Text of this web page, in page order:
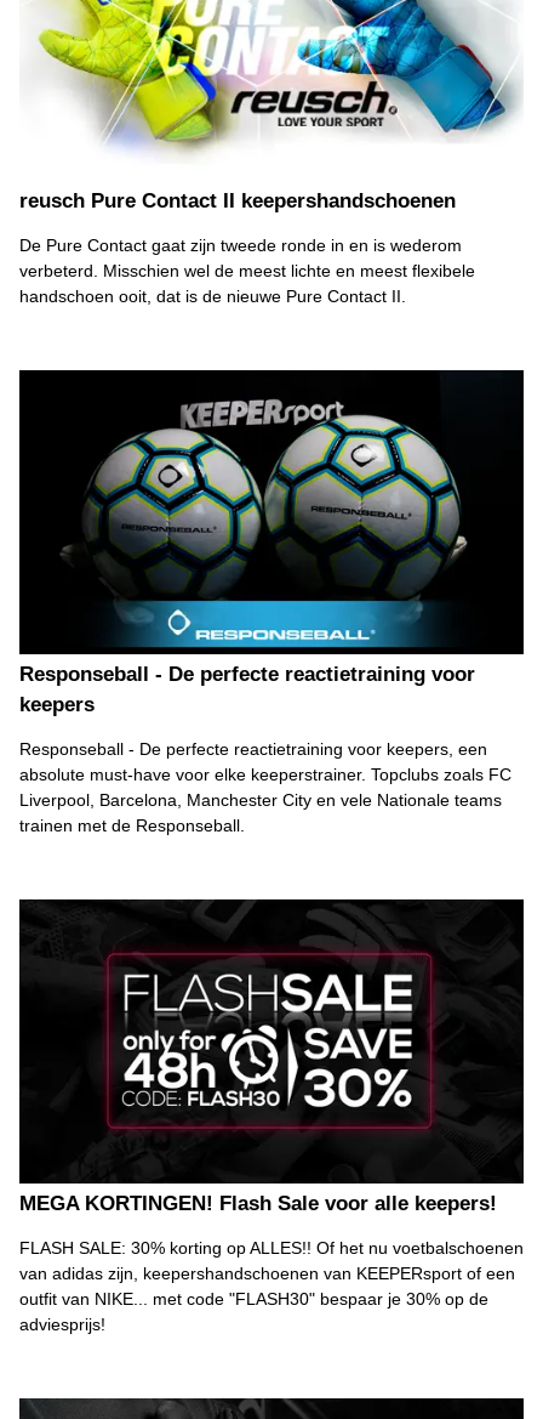
reusch Pure Contact II keepershandschoenen
De Pure Contact gaat zijn tweede ronde in en is wederom
verbeterd. Misschien wel de meest lichte en meest flexibele
handschoen ooit, dat is de nieuwe Pure Contact II.
Responseball - De perfecte reactietraining voor
keepers
Responseball - De perfecte reactietraining voor keepers, een
absolute must-have voor elke keeperstrainer. Topclubs zoals FC
Liverpool, Barcelona, Manchester City en vele Nationale teams
trainen met de Responseball.
MEGA KORTINGEN! Flash Sale voor alle keepers!
FLASH SALE: 30% korting op ALLES!! Of het nu voetbalschoenen
van adidas zijn, keepershandschoenen van KEEPERsport of een
outfit van NIKE... met code "FLASH30" bespaar je 30% op de
adviesprijs!